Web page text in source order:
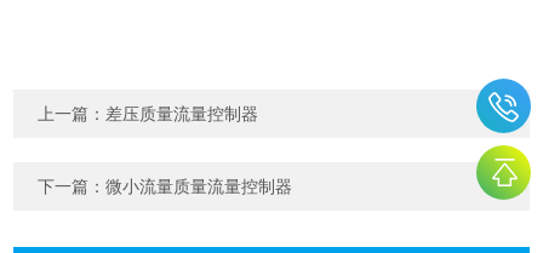
上一篇： 差压质量流量控制器
下一篇：微小流量质量流量控制器